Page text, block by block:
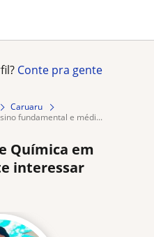
Conte pra gente
Caruaru
fundamental e médi...
Química em
interessar